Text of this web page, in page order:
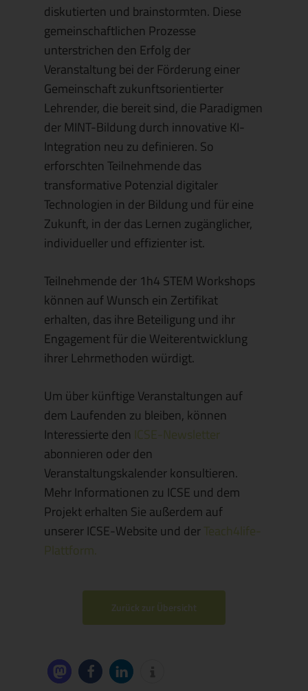
diskutierten und brainstormten. Diese
gemeinschaftlichen Prozesse
unterstrichen den Erfolg der
Veranstaltung bei der Förderung einer
Gemeinschaft zukunftsorientierter
Lehrender, die bereit sind, die Paradigmen
der MINT-Bildung durch innovative KI-
Integration neu zu definieren. So
erforschten Teilnehmende das
transformative Potenzial digitaler
Technologien in der Bildung und für eine
Zukunft, in der das Lernen zugänglicher,
individueller und effizienter ist.
Teilnehmende der 1h4 STEM Workshops
können auf Wunsch ein Zertifikat
erhalten, das ihre Beteiligung und ihr
Engagement für die Weiterentwicklung
ihrer Lehrmethoden würdigt.
Um über künftige Veranstaltungen auf
dem Laufenden zu bleiben, können
Interessierte den ICSE-Newsletter
abonnieren oder den
Veranstaltungskalender konsultieren.
Mehr Informationen zu ICSE und dem
Projekt erhalten Sie außerdem auf
unserer ICSE-Website und der Teach4life-
Plattform.
Zurück zur Übersicht